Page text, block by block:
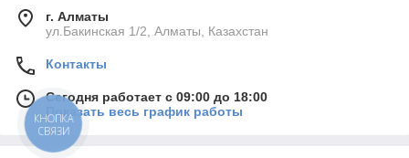
г. Алматы
ул.Бакинская 1/2, Алматы, Казахстан
Контакты
Сегодня работает с 09:00 до 18:00
Показать весь график работы
КНОПКА
СВЯЗИ